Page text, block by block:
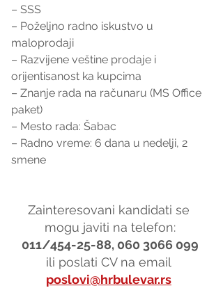
– SSS
– Poželjno radno iskustvo u
maloprodaji
– Razvijene veštine prodaje i
orijentisanost ka kupcima
– Znanje rada na računaru (MS Office
paket)
– Mesto rada: Šabac
– Radno vreme: 6 dana u nedelji, 2
smene
Zainteresovani kandidati se
mogu javiti na telefon:
011/454-25-88, 060 3066 099
ili poslati CV na email
poslovi@hrbulevar.rs